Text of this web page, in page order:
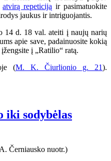
atvirą repeticiją ir pasimatuokite
jaukus ir intriguojantis.
14 d. 18 val. ateiti į naujų narių
apie save, padainuosite kokią
į „Ratilio“ ratą.
(M. K. Čiurlionio g. 21).
iki sodybėlas